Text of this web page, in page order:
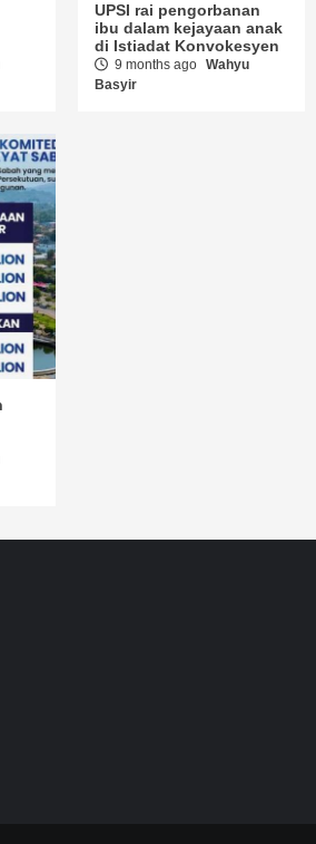
UPSI rai pengorbanan
ibu dalam kejayaan anak
di Istiadat Konvokesyen
9 months ago Wahyu
Basyir